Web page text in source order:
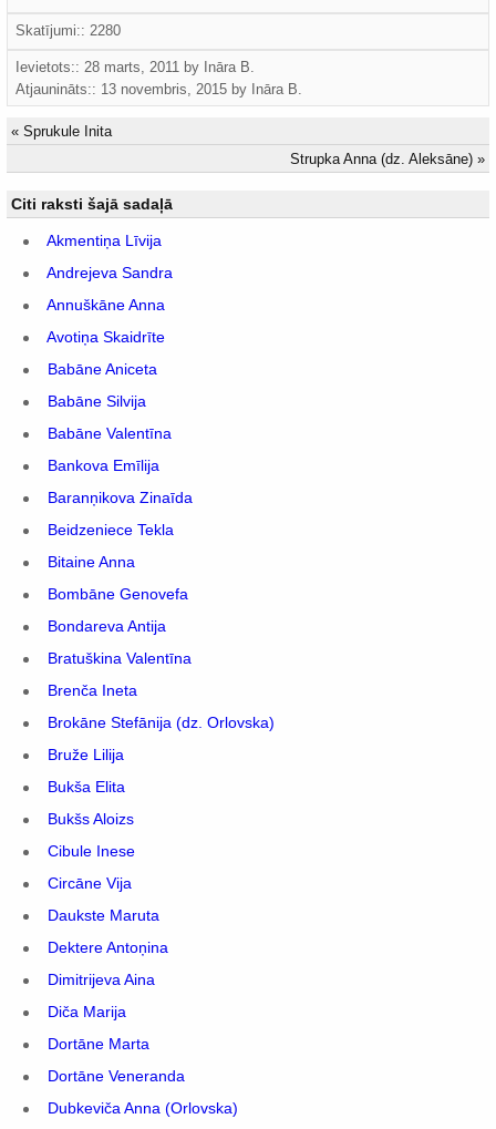
Skatījumi:: 2280
Ievietots:: 28 marts, 2011 by Ināra B.
Atjaunināts:: 13 novembris, 2015 by Ināra B.
« Sprukule Inita
Strupka Anna (dz. Aleksāne) »
Citi raksti šajā sadaļā
Akmentiņa Līvija
Andrejeva Sandra
Annuškāne Anna
Avotiņa Skaidrīte
Babāne Aniceta
Babāne Silvija
Babāne Valentīna
Bankova Emīlija
Baranņikova Zinaīda
Beidzeniece Tekla
Bitaine Anna
Bombāne Genovefa
Bondareva Antija
Bratuškina Valentīna
Brenča Ineta
Brokāne Stefānija (dz. Orlovska)
Bruže Lilija
Bukša Elita
Bukšs Aloizs
Cibule Inese
Circāne Vija
Daukste Maruta
Dektere Antoņina
Dimitrijeva Aina
Diča Marija
Dortāne Marta
Dortāne Veneranda
Dubkeviča Anna (Orlovska)